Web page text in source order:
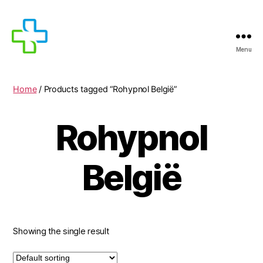
KOOP
Menu
Home/ Products tagged “Rohypnol België”
Rohypnol
België
Showing the single result